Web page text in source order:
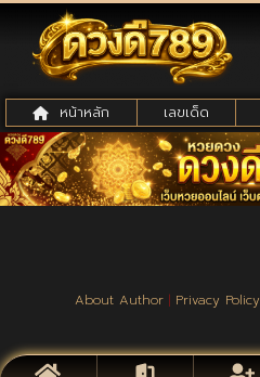
หน้าหลัก เลขเด็ด
About Author | Privacy Policy